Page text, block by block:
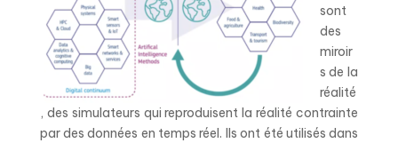
sont
des
miroir
s de la
réalité
, des simulateurs qui reproduisent la réalité contrainte
par des données en temps réel. Ils ont été utilisés dans